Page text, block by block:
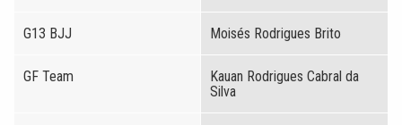
G13 BJJ Moisés Rodrigues Brito
GF Team
Kauan Rodrigues Cabral da
Silva